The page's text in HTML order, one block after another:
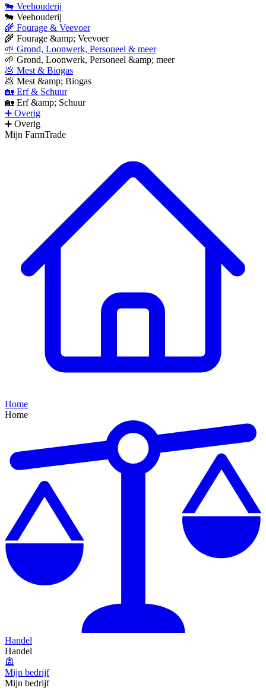
🐄 Veehouderij
🐄 Veehouderij
🌾 Fourage & Veevoer
🌾 Fourage &amp; Veevoer
🌱 Grond, Loonwerk, Personeel & meer
🌱 Grond, Loonwerk, Personeel &amp; meer
💩 Mest & Biogas
💩 Mest &amp; Biogas
🏡 Erf & Schuur
🏡 Erf &amp; Schuur
➕ Overig
➕ Overig
Mijn FarmTrade
Home
Home
Handel
Handel
Mijn bedrijf
Mijn bedrijf